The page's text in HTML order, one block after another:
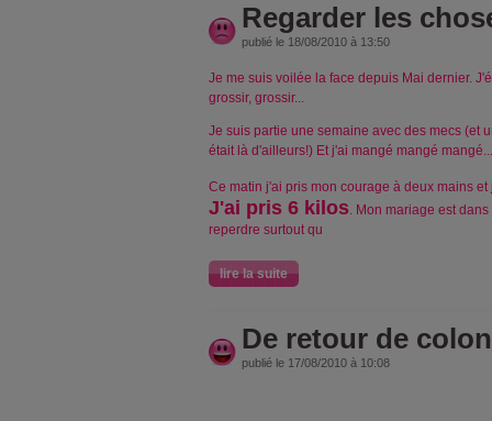
Regarder les
publié le 18/08/2010 à 13:50
Je me suis voilée la face depuis Mai dernier.
grossir, grossir...
Je suis partie une semaine avec des mecs (et
était là d'ailleurs!) Et j'ai mangé mangé
Ce matin j'ai pris mon courage à deux mains et
J'ai pris 6 kilos. Mon mariage est
reperdre surtout qu
lire la suite
De retour de
publié le 17/08/2010 à 10:08